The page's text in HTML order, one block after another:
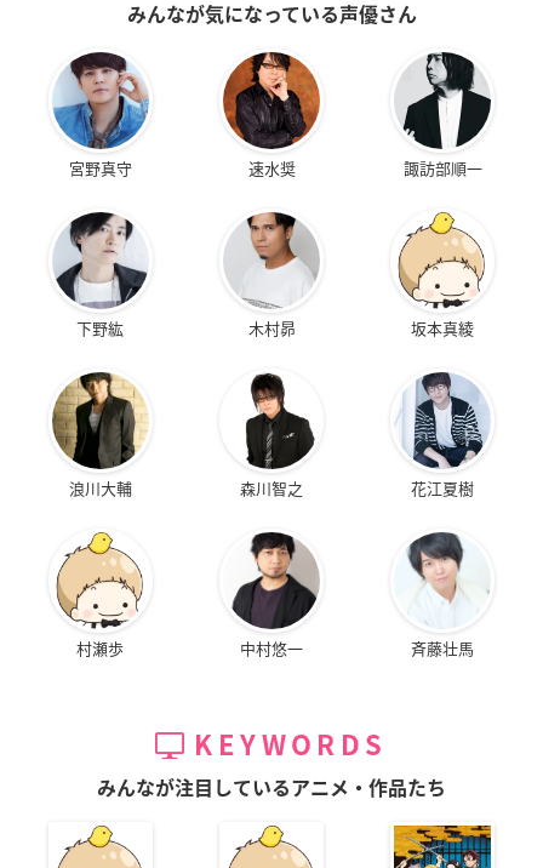
みんなが気になっている声優さん
宮野真守 速水奨 諏訪部順一
下野紘 木村昴 坂本真綾
浪川大輔 森川智之 花江夏樹
村瀬歩 中村悠一 斉藤壮馬
KEYWORDS
みんなが注目しているアニメ・作品たち